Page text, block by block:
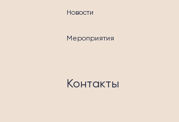
Новости
Мероприятия
Контакты